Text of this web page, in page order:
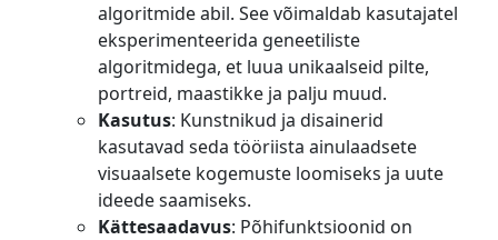
algoritmide abil. See võimaldab kasutajatel
eksperimenteerida geneetiliste
algoritmidega, et luua unikaalseid pilte,
portreid, maastikke ja palju muud.
Kasutus: Kunstnikud ja disainerid
kasutavad seda tööriista ainulaadsete
visuaalsete kogemuste loomiseks ja uute
ideede saamiseks.
Kättesaadavus: Põhifunktsioonid on